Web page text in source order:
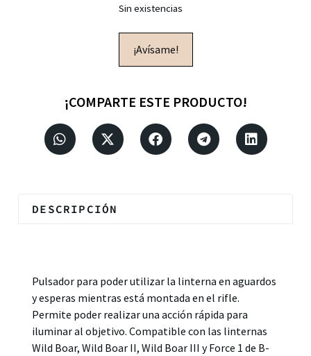
Sin existencias
¡Avísame!
¡COMPARTE ESTE PRODUCTO!
DESCRIPCIÓN
Pulsador para poder utilizar la linterna en aguardos
y esperas mientras está montada en el rifle.
Permite poder realizar una acción rápida para
iluminar al objetivo. Compatible con las linternas
Wild Boar, Wild Boar II, Wild Boar III y Force 1 de B-